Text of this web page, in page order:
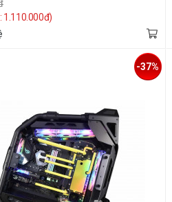
1.110.000đ)
-37%